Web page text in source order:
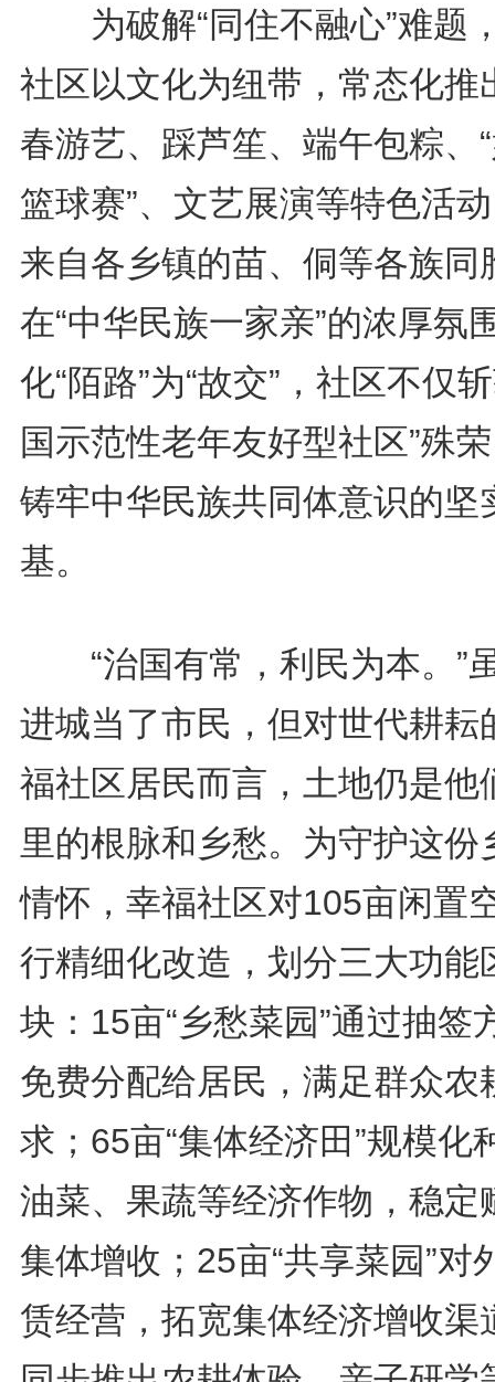
为破解“同住不融心”难题
社区以文化为纽带，常态化推
春游艺、踩芦笙、端午包粽、
篮球赛”、文艺展演等特色活
来自各乡镇的苗、侗等各族同
在“中华民族一家亲”的浓厚氛
化“陌路”为“故交”，社区不仅
国示范性老年友好型社区”殊
铸牢中华民族共同体意识的坚
基。
“治国有常，利民为本。”
进城当了市民，但对世代耕耘
福社区居民而言，土地仍是他
里的根脉和乡愁。为守护这份
情怀，幸福社区对105亩闲置
行精细化改造，划分三大功能
块：15亩“乡愁菜园”通过抽签
免费分配给居民，满足群众农
求；65亩“集体经济田”规模化
油菜、果蔬等经济作物，稳定
集体增收；25亩“共享菜园”对
赁经营，拓宽集体经济增收渠